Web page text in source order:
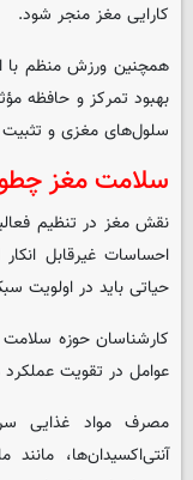
کارایی مغز منجر شود.
همچنین ورزش منظم با
بهبود تمرکز و حافظه
سلول‌های مغزی و
سلامت مغز
نقش مغز در تنظیم
احساسات غیرقابل
حیاتی باید در اولویت
کارشناسان حوزه سلامت
عوامل در تقویت
مصرف مواد غذایی
آنتی‌اکسیدان‌ها،